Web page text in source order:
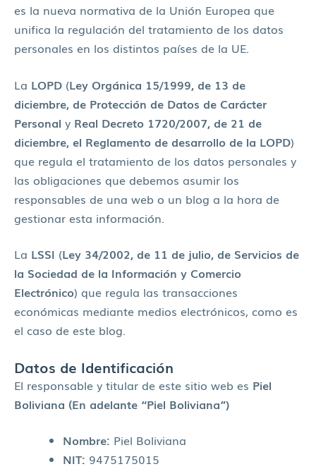
es la nueva normativa de la Unión Europea que
unifica la regulación del tratamiento de los datos
personales en los distintos países de la UE.
La LOPD (Ley Orgánica 15/1999, de 13 de
diciembre, de Protección de Datos de Carácter
Personal y Real Decreto 1720/2007, de 21 de
diciembre, el Reglamento de desarrollo de la LOPD)
que regula el tratamiento de los datos personales y
las obligaciones que debemos asumir los
responsables de una web o un blog a la hora de
gestionar esta información.
La LSSI (Ley 34/2002, de 11 de julio, de Servicios de
la Sociedad de la Información y Comercio
Electrónico) que regula las transacciones
económicas mediante medios electrónicos, como es
el caso de este blog.
Datos de Identificación
El responsable y titular de este sitio web es Piel
Boliviana (En adelante “Piel Boliviana”)
Nombre: Piel Boliviana
NIT: 9475175015